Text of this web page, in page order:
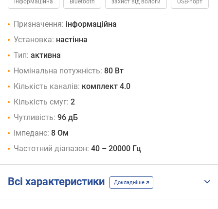
інформаційна Bluetooth захист від вологи USB-порт
Призначення: інформаційна
Установка: настінна
Тип: активна
Номінальна потужність: 80 Вт
Кількість каналів: комплект 4.0
Кількість смуг: 2
Чутливість: 96 дБ
Імпеданс: 8 Ом
Частотний діапазон: 40 – 20000 Гц
Всі характеристики Докладніше